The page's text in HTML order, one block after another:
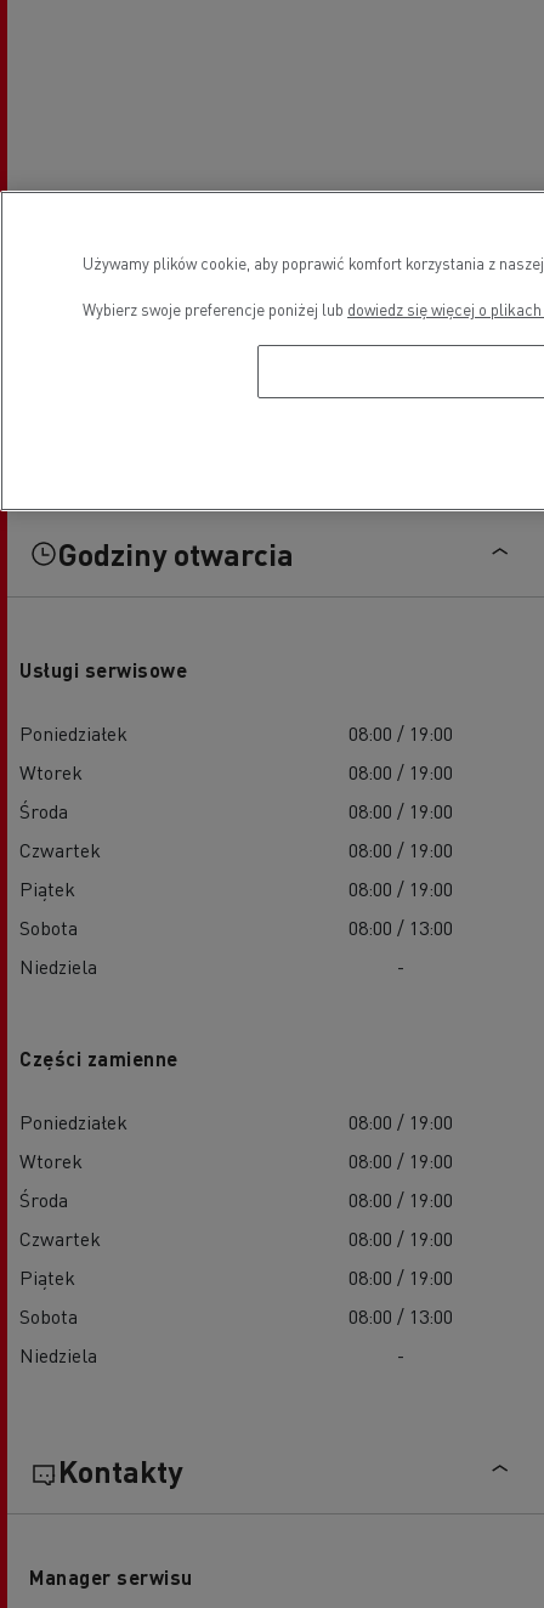
Godziny otwarcia
Usługi serwisowe
Poniedziałek
08:00 / 19:00
Wtorek
08:00 / 19:00
Środa
08:00 / 19:00
Czwartek
08:00 / 19:00
Piątek
08:00 / 19:00
Sobota
08:00 / 13:00
Niedziela
-
Części zamienne
Poniedziałek
08:00 / 19:00
Wtorek
08:00 / 19:00
Środa
08:00 / 19:00
Czwartek
08:00 / 19:00
Piątek
08:00 / 19:00
Sobota
08:00 / 13:00
Niedziela
-
Kontakty
Manager serwisu
Używamy plików cookie, aby poprawić komfort korzystania z
Wybierz swoje preferencje poniżej lub dowiedz się więcej o